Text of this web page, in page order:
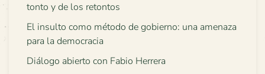
tonto y de los retontos
El insulto como método de gobierno: una amenaza
para la democracia
Diálogo abierto con Fabio Herrera